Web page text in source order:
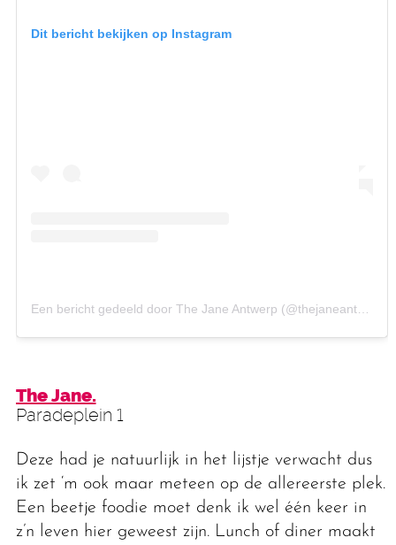
Dit bericht bekijken op Instagram
Een bericht gedeeld door The Jane Antwerp (@thejaneantwerp)
The Jane.
Paradeplein 1
Deze had je natuurlijk in het lijstje verwacht dus
ik zet ‘m ook maar meteen op de allereerste plek.
Een beetje foodie moet denk ik wel één keer in
z’n leven hier geweest zijn. Lunch of diner maakt